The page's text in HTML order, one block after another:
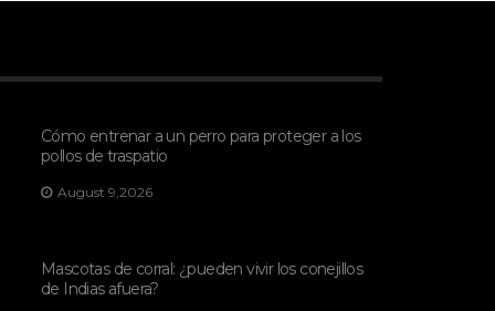
Cómo entrenar a un perro para proteger a los
pollos de traspatio
August 9,2026
Mascotas de corral: ¿pueden vivir los conejillos
de Indias afuera?